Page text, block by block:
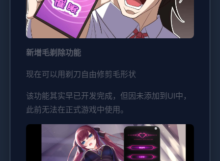
新增毛剃除功能
现在可以用剃刀自由修剪毛形状
该功能其实早已开发完成，但因未添加到UI中，
此前无法在正式游戏中使用。